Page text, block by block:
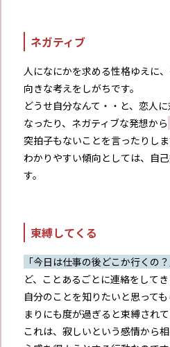
ネガティブ
人になにかを求める性格ゆえに
向きな考えをしがちです。
どうせ自分なんて・・と、恋人
なったり、ネガティブな発想から
突拍子もないことを言ったりしま
わかりやすい傾向としては、自
す。
束縛してくる
「今日は仕事の後どこか行くの？
ど、ことあるごとに連絡をしてき
自分のことを知りたいと思って
まりにも度が過ぎると束縛され
これは、寂しいという感情から